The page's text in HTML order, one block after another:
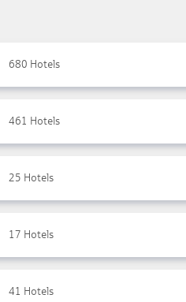
680 Hotels
461 Hotels
25 Hotels
17 Hotels
41 Hotels